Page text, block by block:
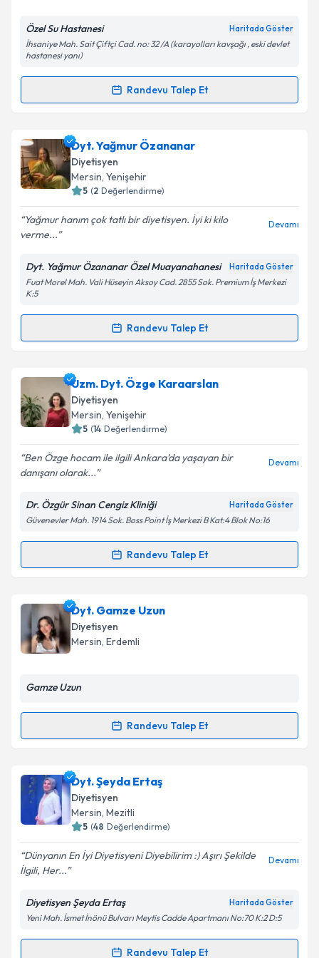
Kişisel verilerimin işlenmesine ilişkinAydınlatma
'ni okudum ve kişisel verilerimin belirtilen
kapsamda işlenmesini kabul ediyorum.
Takvim Talebini Gönder
Özel Su Hastanesi Haritada Göster
İhsaniye Mah. Sait Çiftçi Cad. no: 32 /A (karayolları kavşağı , eski devlet
hastanesi yanı)
Randevu Talep Et
Randevu Takvimi Talebi
Dyt. Şilan Altuntaş için randevu takvimi talebi
oluşturun. Size bu uzmandan randevu almanız için bir
takvim hazırlandığında e-posta ile bilgilendireceğiz.
Kişisel verilerimin işlenmesine ilişkin
Aydınlatma
Metni'ni okudum ve kişisel verilerimin belirtilen
Takvim Talebini Gönder
Dyt. Yağmur Özananar
Diyetisyen
Mersin, Yenişehir
5 (2 Değerlendirme)
Yağmur hanım çok tatlı bir diyetisyen. İyi ki kilo
verme...
Devamı
Dyt. Yağmur Özananar Özel Muayanahanesi Haritada Göster
Fuat Morel Mah. Vali Hüseyin Aksoy Cad. 2855 Sok. Premium İş Merkezi
K:5
Randevu Talep Et
Randevu Takvimi Talebi
Dyt. Yağmur Özananariçin randevu takvimi talebi
oluşturun. Size bu uzmandan randevu almanız için bir
takvim hazırlandığında e-posta ile bilgilendireceğiz.
Kişisel verilerimin işlenmesine ilişkin
Aydınlatma
Metni'ni okudum ve kişisel verilerimin belirtilen
kapsamda işlenmesini kabul ediyorum.
Uzm. Dyt. Özge Karaarslan
Diyetisyen
Mersin, Yenişehir
5 (14 Değerlendirme)
Ben Özge hocam ile ilgili Ankara’da yaşayan bir
danışanı olarak...
Devamı
Dr. Özgür Sinan Cengiz Kliniği Haritada Göster
Güvenevler Mah. 1914 Sok. Boss Point İş Merkezi B Kat:4 Blok No:16
Randevu Talep Et
Randevu Takvimi Talebi
Uzm. Dyt. Özge Karaarslan
talebi oluşturun. Size bu uzmandan randevu almanız
için bir takvim hazırlandığında e-posta ile
bilgilendireceğiz.
kapsamda işlenmesini kabul ediyorum.
Takvim Talebini Gönder
Dyt. Gamze Uzun
Diyetisyen
Mersin, Erdemli
Gamze Uzun
Randevu Talep Et
Randevu Takvimi Talebi
Dyt. Gamze Uzuniçin randevu takvimi talebi
oluşturun. Size bu uzmandan randevu almanız için bir
takvim hazırlandığında e-posta ile bilgilendireceğiz.
Kişisel verilerimin işlenmesine ilişkin
Aydınlatma
Metni'ni okudum ve kişisel verilerimin belirtilen
kapsamda işlenmesini kabul ediyorum.
Dyt. Şeyda Ertaş
Diyetisyen
Mersin, Mezitli
5 (48 Değerlendirme)
Dünyanın En İyi Diyetisyeni Diyebilirim :) Aşırı Şekilde
İlgili, Her...
Devamı
Diyetisyen Şeyda Ertaş Haritada Göster
Yeni Mah. İsmet İnönü Bulvarı Meytis Cadde Apartmanı No:70 K:2 D:5
Randevu Talep Et